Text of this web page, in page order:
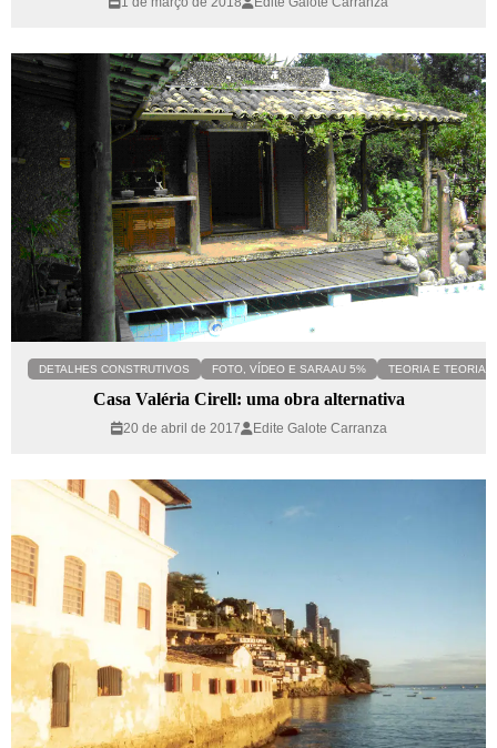
DETALHES CONSTRUTIVOS FOTO, VÍDEO E SARAAU 5% TEORIA E TEORIA
Casa Valéria Cirell: uma obra alternativa
20 de abril de 2017 Edite Galote Carranza